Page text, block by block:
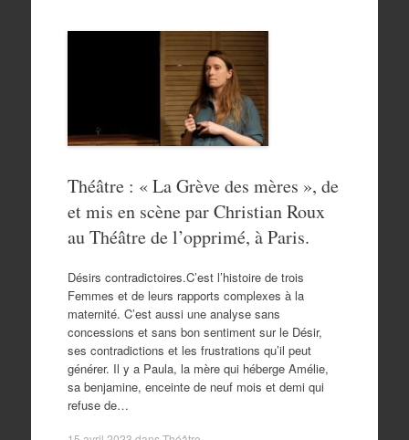
Théâtre : « La Grève des mères », de
et mis en scène par Christian Roux
au Théâtre de l’opprimé, à Paris.
Désirs contradictoires.C’est l’histoire de trois
Femmes et de leurs rapports complexes à la
maternité. C’est aussi une analyse sans
concessions et sans bon sentiment sur le Désir,
ses contradictions et les frustrations qu’il peut
générer. Il y a Paula, la mère qui héberge Amélie,
sa benjamine, enceinte de neuf mois et demi qui
refuse de…